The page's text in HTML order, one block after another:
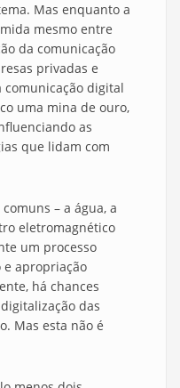
Mas enquanto a
mesmo entre
da comunicação
privadas e
digital
uma mina de ouro,
as
que lidam com
– a água, a
eletromagnético
um processo
e apropriação
há chances
das
Mas esta não é